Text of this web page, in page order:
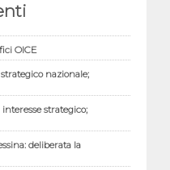
dal titolo "Le Esperienze
OICE
nazionale;
strategico;
deliberata la